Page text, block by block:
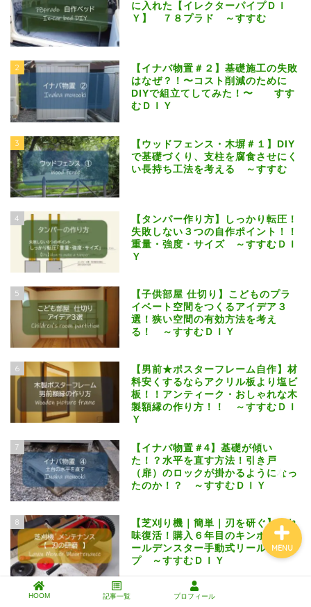
に入れた【イレクターパイプＤＩ
Ｙ】 ７８プラド ～すすむ
2
【イナバ物置＃２】基礎施工の失敗
はなぜ？！〜コスト削減のために
DIYで組立てしてみた！〜 すす
むＤＩＹ
3
【ウッドフェンス・木塀＃１】DIY
で基礎づくり、支柱を腐食させにく
い長持ち工法を考える ～すすむ
4
【タンパー作り方】しっかり転圧！
失敗しない３つの自作ポイント！！
重量・強度・サイズ ～すすむＤＩ
Ｙ
5
【子供部屋 仕切り】こどものプラ
イベート空間をつくるアイデア３
選！狭い空間の有効方法を考え
る！ ～すすむＤＩＹ
6
【男前★ポスターフレーム自作】材
料安くするならアクリル板より塩ビ
板！！アンティーク・おしゃれな木
製額縁の作り方！！ ～すすむＤＩ
Ｙ
7
【イナバ物置＃4】基礎が傾い
た！？水平を直す方法！引き戸
（扉）のロックが掛かるようになっ
たのか！？ ～すすむＤＩＹ
8
【芝刈り機｜簡単｜刃を研ぐ】切れ
味復活！購入６年目のキンボシ ゴ
ールデンスター手動式リールタイ
プ ～すすむＤＩＹ
【イナバ物置＃３】引き戸（扉）に
HOOM 記事一覧 プロフィール
MENU
インテリアDIY
工具・道具・材料